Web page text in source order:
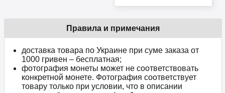
Правила и примечания
доставка товара по Украине при суме заказа от
1000 гривен – бесплатная;
фотография монеты может не соответствовать
конкретной монете. Фотография соответствует
товару только при условии, что в описании